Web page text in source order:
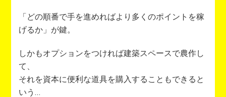
「どの順番で手を進めればより多くのポイントを稼
げるか」が鍵。
しかもオプションをつければ建築スペースで農作し
て、
それを資本に便利な道具を購入することもできると
いう…